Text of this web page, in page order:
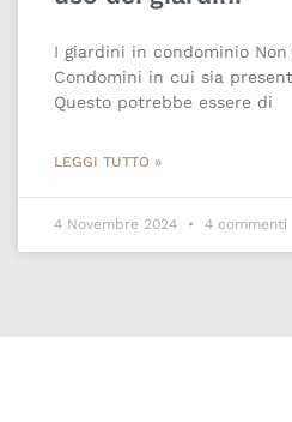
I giardini in condominio
Condomini in cui sia
Questo potrebbe essere di
LEGGI TUTTO »
4 Novembre 2024 4 commenti